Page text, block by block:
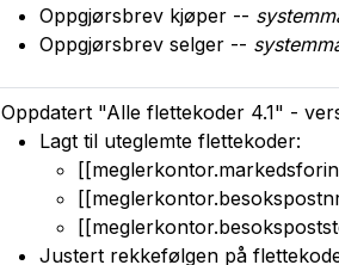
Oppgjørsbrev kjøper --
Oppgjørsbrev selger --
Oppdatert "Alle flettekoder 4.1" -
Lagt til uteglemte flettekoder:
Justert rekkefølgen på